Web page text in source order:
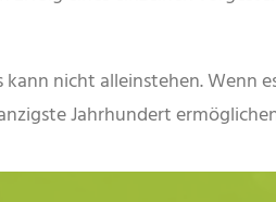
nicht alleinstehen. Wenn
Jahrhundert